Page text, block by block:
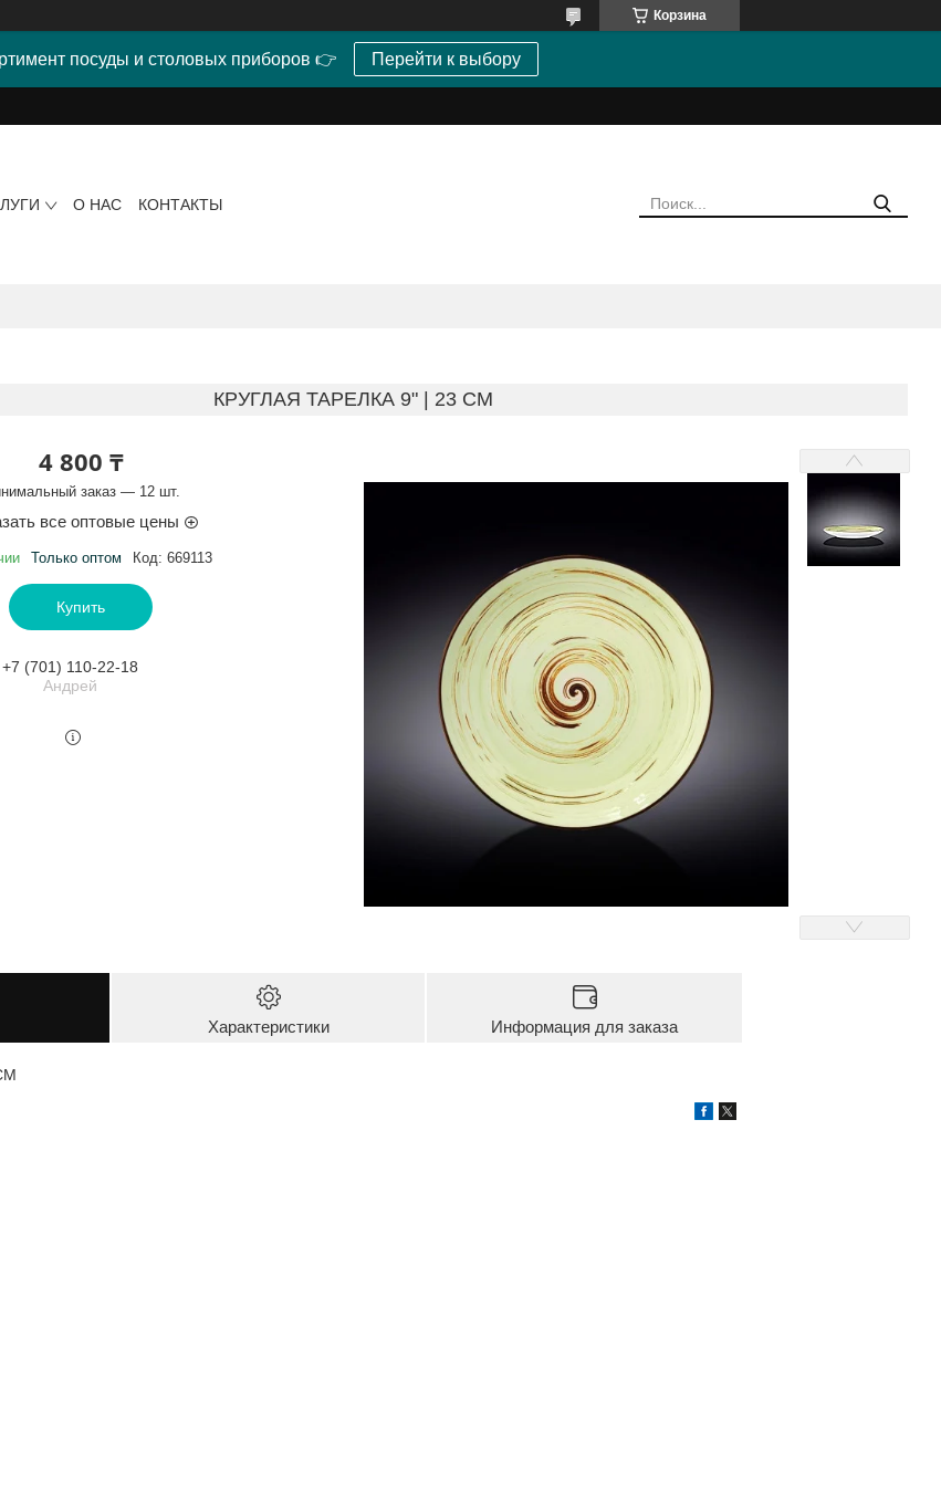
Корзина
посуды и столовых приборов 👉 Перейти к выбору
О НАС КОНТАКТЫ
КРУГЛАЯ ТАРЕЛКА 9" | 23 CM
4 800 ₸
заказ — 12 шт.
все оптовые цены
Только оптом Код: 669113
Купить
+7 (701) 110-22-18
Андрей
Характеристики Информация для заказа